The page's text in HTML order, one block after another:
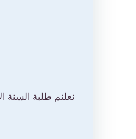
نعلنم طلبة السنة